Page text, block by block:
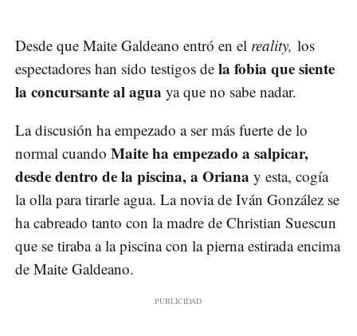
Desde que Maite Galdeano entró en el reality, los
espectadores han sido testigos de la fobia que siente
la concursante al agua ya que no sabe nadar.
La discusión ha empezado a ser más fuerte de lo
normal cuando Maite ha empezado a salpicar,
desde dentro de la piscina, a Oriana y esta, cogía
la olla para tirarle agua. La novia de Iván González se
ha cabreado tanto con la madre de Christian Suescun
que se tiraba a la piscina con la pierna estirada encima
de Maite Galdeano.